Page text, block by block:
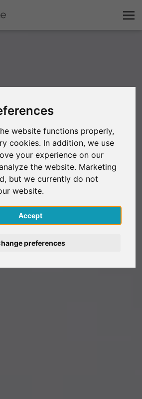
website functions properly,
cookies. In addition, we use
your experience on our
the website. Marketing
but we currently do not
website.
Accept
preferences
Explorar la investigación
FAQ
Regístrate gratis
Iniciar sesión
English
Deutsch
Nederlands